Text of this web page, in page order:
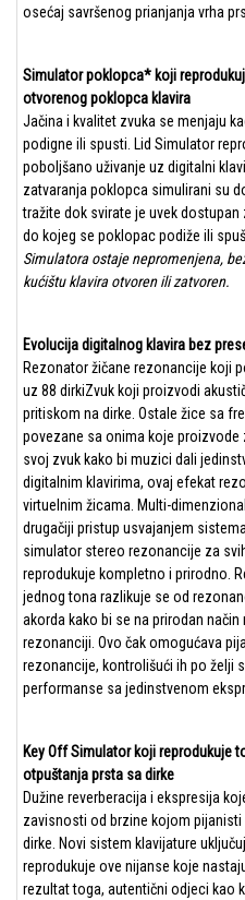
osećaj savršenog prianjanja vrha
Simulator poklopca* koji
otvorenog poklopca klavira
Jačina i kvalitet zvuka se menjaju
podigne ili spusti. Lid Simulator
poboljšano uživanje uz digitalni
zatvaranja poklopca simulirani su
tražite dok svirate je uvek
do kojeg se poklopac podiže ili
Simulatora ostaje nepromenjena,
kućištu klavira otvoren ili zatvoren.
Evolucija digitalnog klavira bez
Rezonator žičane rezonancije koji
uz 88 dirkiZvuk koji proizvodi
pritiskom na dirke. Ostale žice sa
povezane sa onima koje proizvode
svoj zvuk kako bi muzici dali
digitalnim klavirima, ovaj efekat
virtuelnim žicama. Multi-
drugačiji pristup usvajanjem
simulator stereo rezonancije za
reprodukuje kompletno i prirodno.
jednog tona razlikuje se od
akorda kako bi se na prirodan
rezonanciji. Ovo čak omogućava
rezonancije, kontrolišući ih po želji
performanse sa jedinstvenom
Key Off Simulator koji reprodukuje
otpuštanja prsta sa dirke
Dužine reverberacija i ekspresija
zavisnosti od brzine kojom
dirke. Novi sistem klavijature
reprodukuje ove nijanse koje
rezultat toga, autentični odjeci kao